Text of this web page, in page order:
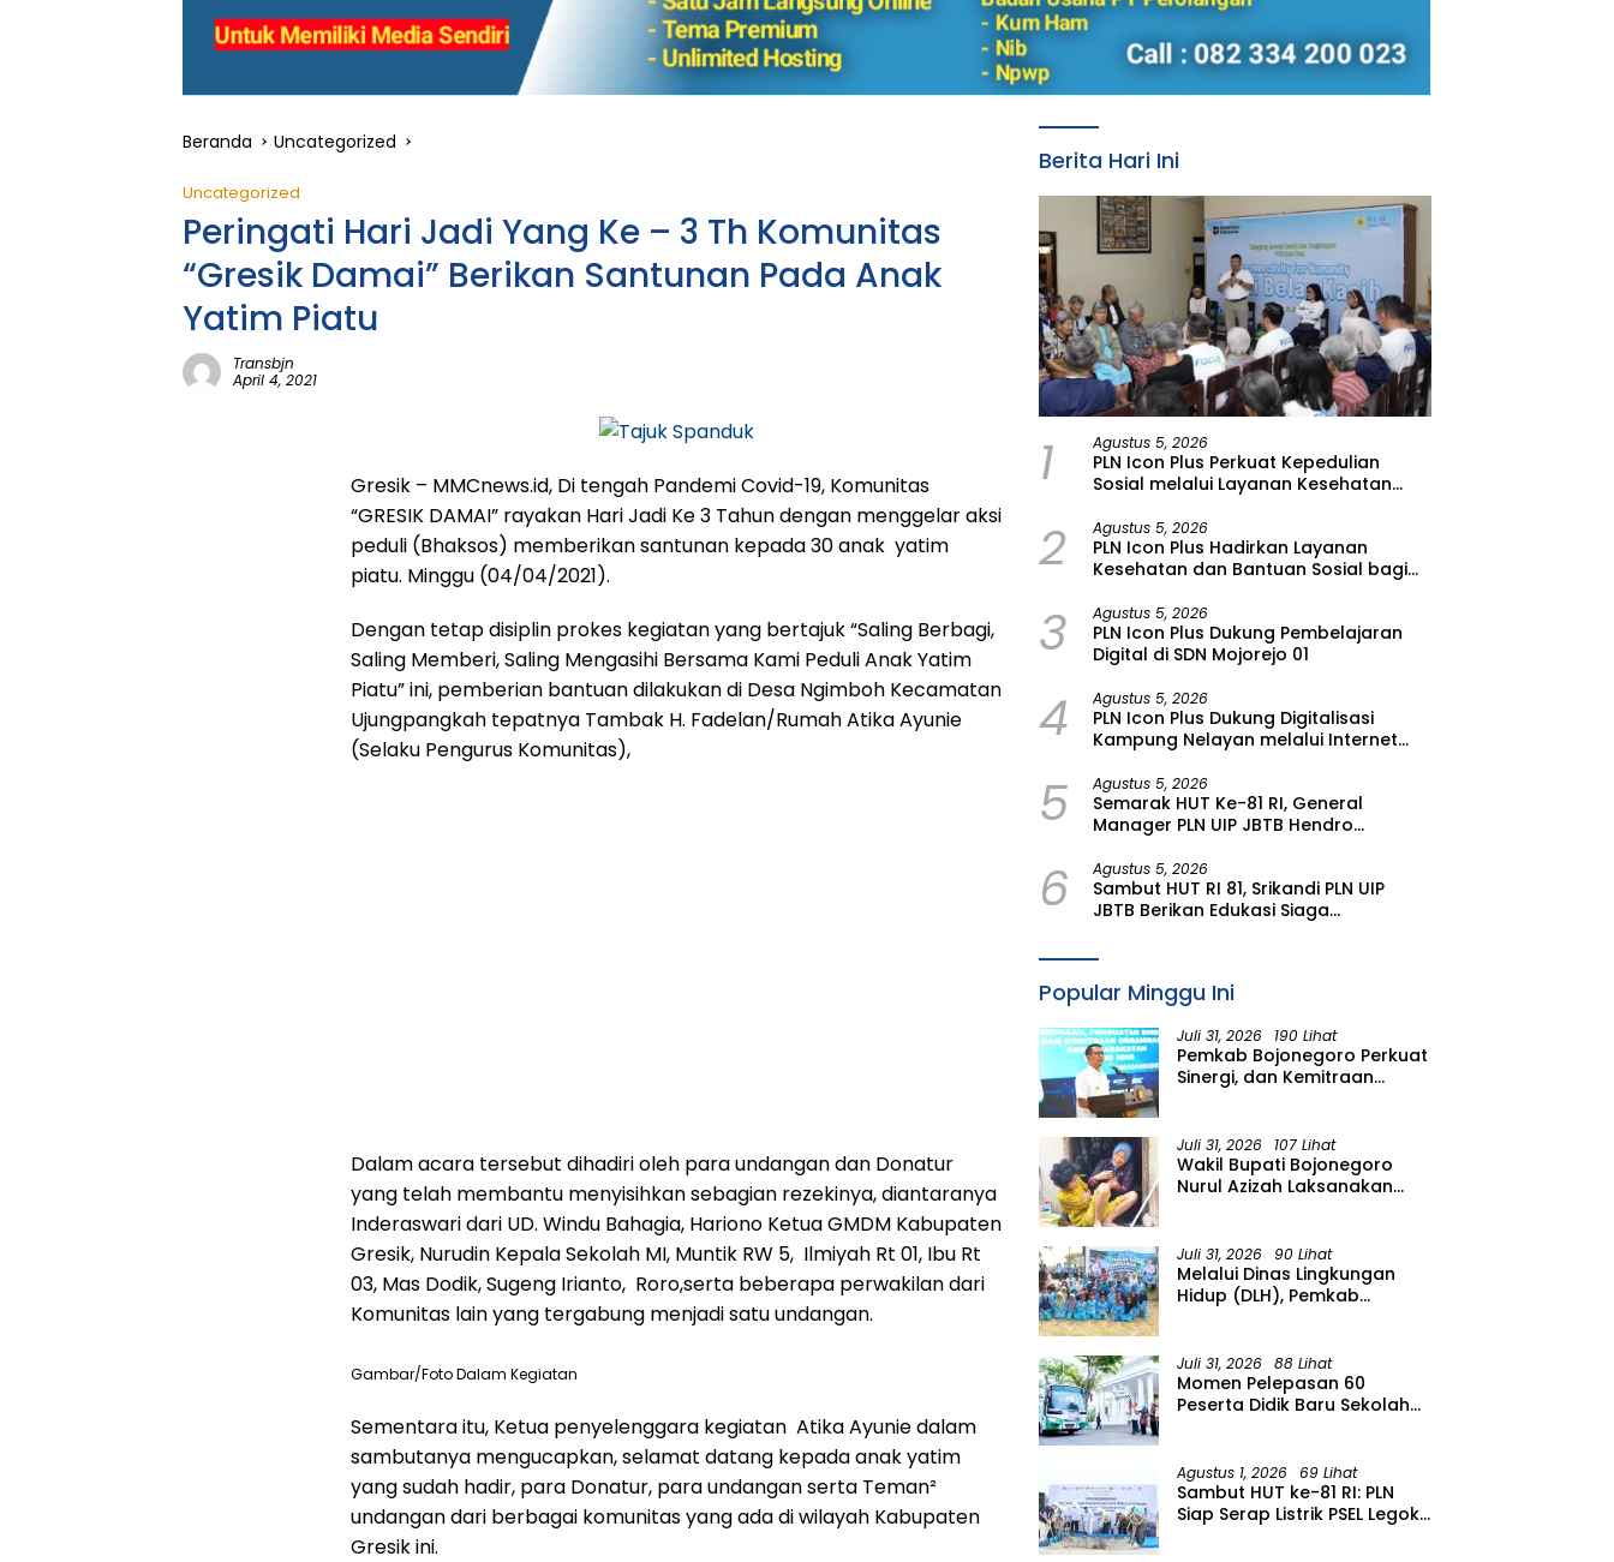
Beranda Uncategorized
Uncategorized
Peringati Hari Jadi Yang Ke – 3 Th Komunitas
“Gresik Damai” Berikan Santunan Pada Anak
Yatim Piatu
Transbjn
April 4, 2021
Gresik – MMCnews.id, Di tengah Pandemi Covid-19, Komunitas
“GRESIK DAMAI” rayakan Hari Jadi Ke 3 Tahun dengan menggelar aksi
peduli (Bhaksos) memberikan santunan kepada 30 anak yatim
piatu. Minggu (04/04/2021).
Dengan tetap disiplin prokes kegiatan yang bertajuk “Saling Berbagi,
Saling Memberi, Saling Mengasihi Bersama Kami Peduli Anak Yatim
Piatu” ini, pemberian bantuan dilakukan di Desa Ngimboh Kecamatan
Ujungpangkah tepatnya Tambak H. Fadelan/Rumah Atika Ayunie
(Selaku Pengurus Komunitas),
Dalam acara tersebut dihadiri oleh para undangan dan Donatur
yang telah membantu menyisihkan sebagian rezekinya, diantaranya
Inderaswari dari UD. Windu Bahagia, Hariono Ketua GMDM Kabupaten
Gresik, Nurudin Kepala Sekolah MI, Muntik RW 5, Ilmiyah Rt 01, Ibu Rt
03, Mas Dodik, Sugeng Irianto, Roro,serta beberapa perwakilan dari
Komunitas lain yang tergabung menjadi satu undangan.
Gambar/Foto Dalam Kegiatan
Sementara itu, Ketua penyelenggara kegiatan Atika Ayunie dalam
sambutanya mengucapkan, selamat datang kepada anak yatim
yang sudah hadir, para Donatur, para undangan serta Teman²
undangan dari berbagai komunitas yang ada di wilayah Kabupaten
Gresik ini.
Berita Hari Ini
1 Agustus 5, 2026
PLN Icon Plus Perkuat Kepedulian
Sosial melalui Layanan Kesehatan
Lansia di Malang
2 Agustus 5, 2026
PLN Icon Plus Hadirkan Layanan
Kesehatan dan Bantuan Sosial bagi
3 Agustus 5, 2026
PLN Icon Plus Dukung Pembelajaran
Digital di SDN Mojorejo 01
4 Agustus 5, 2026
PLN Icon Plus Dukung Digitalisasi
Kampung Nelayan melalui Internet
5 Agustus 5, 2026
Semarak HUT Ke-81 RI, General
Manager PLN UIP JBTB Hendro
Prestisius
6 Agustus 5, 2026
Sambut HUT RI 81, Srikandi PLN UIP
JBTB Berikan Edukasi Siaga
Komunitas Perempuan Tangguh
Banyuwangi
Popular Minggu Ini
Juli 31, 2026 190 Lihat
Pemkab Bojonegoro Perkuat
Sinergi, dan Kemitraan
Juli 31, 2026 107 Lihat
Wakil Bupati Bojonegoro
Nurul Azizah Laksanakan
Juli 31, 2026 90 Lihat
Melalui Dinas Lingkungan
Hidup (DLH), Pemkab
Pacing
Juli 31, 2026 88 Lihat
Momen Pelepasan 60
Peserta Didik Baru Sekolah
Tahun Ajaran 2026/2027
Agustus 1, 2026 69 Lihat
Sambut HUT ke-81 RI: PLN
Siap Serap Listrik PSEL Legok